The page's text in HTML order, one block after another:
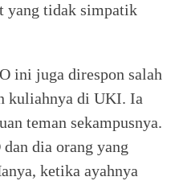
yang tidak simpatik
ini juga direspon salah
kuliahnya di UKI. Ia
teman sekampusnya.
dia orang yang
ketika ayahnya